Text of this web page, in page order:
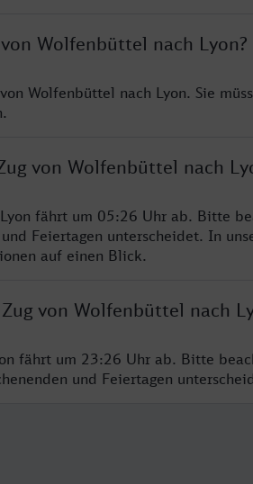
Wolfenbüttel nach Lyon?
Wolfenbüttel nach Lyon. Sie
von Wolfenbüttel nach
fährt um 05:26 Uhr ab. Bitte
Feiertagen unterscheidet. In
auf einen Blick.
von Wolfenbüttel nach
fährt um 23:26 Uhr ab. Bitte
und Feiertagen